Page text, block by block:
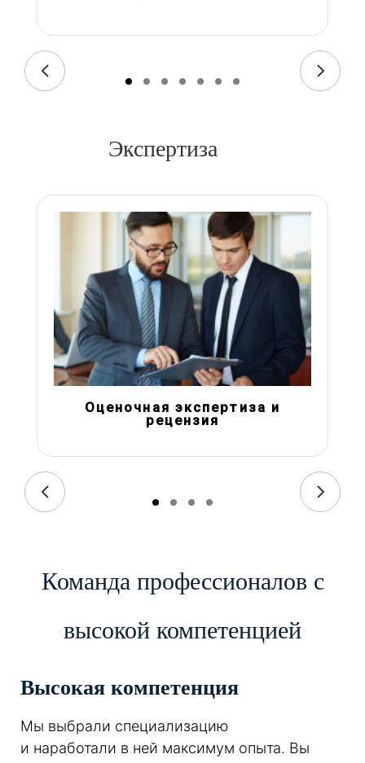
Экспертиза
Оценочная экспертиза и
рецензия
Команда профессионалов с
высокой компетенцией
Высокая компетенция
Мы выбрали специализацию
и наработали в ней максимум опыта. Вы